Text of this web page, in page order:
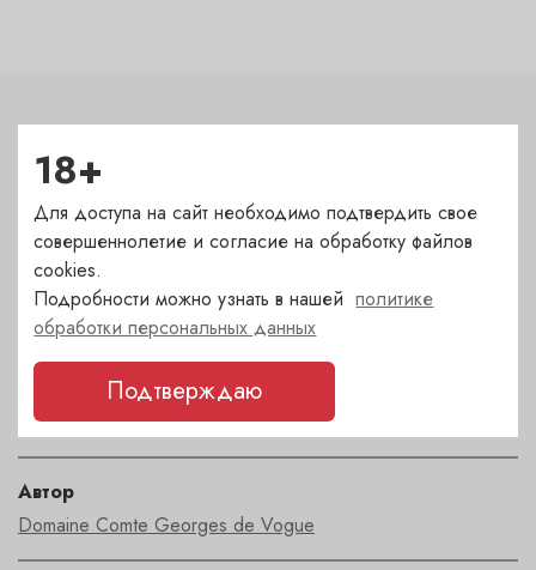
Характеристики
Сахар
сухое
Страна
Франция
пино нуар
Автор
Domaine Comte Georges de Vogue
18+
Для доступа на сайт необходимо подтвердить свое
совершеннолетие и согласие на обработку файлов
cookies.
Подробности можно узнать в нашейполитике
обработки персональных данных
Подтверждаю